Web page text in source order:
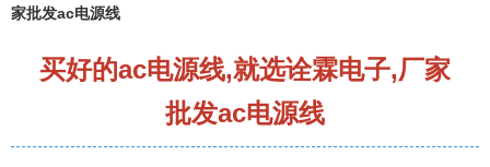
家批发ac电源线
买好的ac电源线,就选诠霖电子,厂家
批发ac电源线